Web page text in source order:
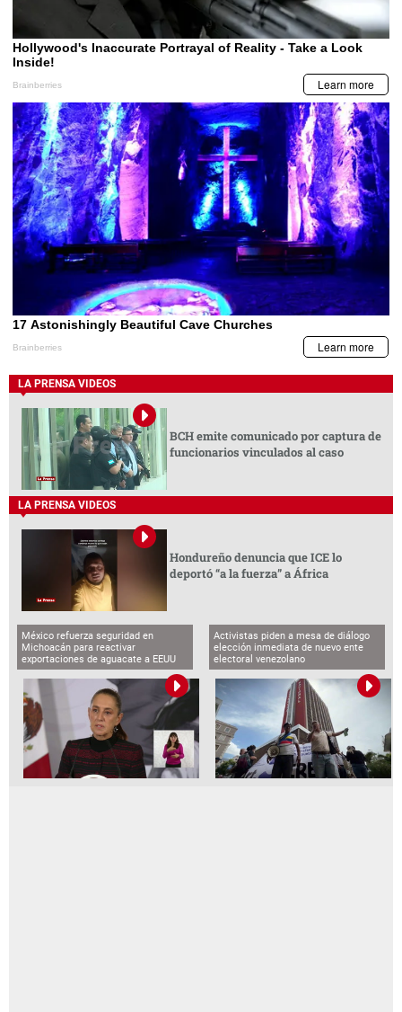
LA PRENSA VIDEOS
BCH emite comunicado por captura de
funcionarios vinculados al caso
LA PRENSA VIDEOS
Hondureño denuncia que ICE lo
deportó “a la fuerza” a África
México refuerza seguridad en
Michoacán para reactivar
exportaciones de aguacate a EEUU
Activistas piden a mesa de diálogo
elección inmediata de nuevo ente
electoral venezolano